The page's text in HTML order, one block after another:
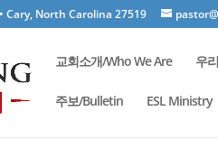
Cary, North Carolina 27519
교회소개/Who We Are 우
주보/Bulletin ESL Ministry